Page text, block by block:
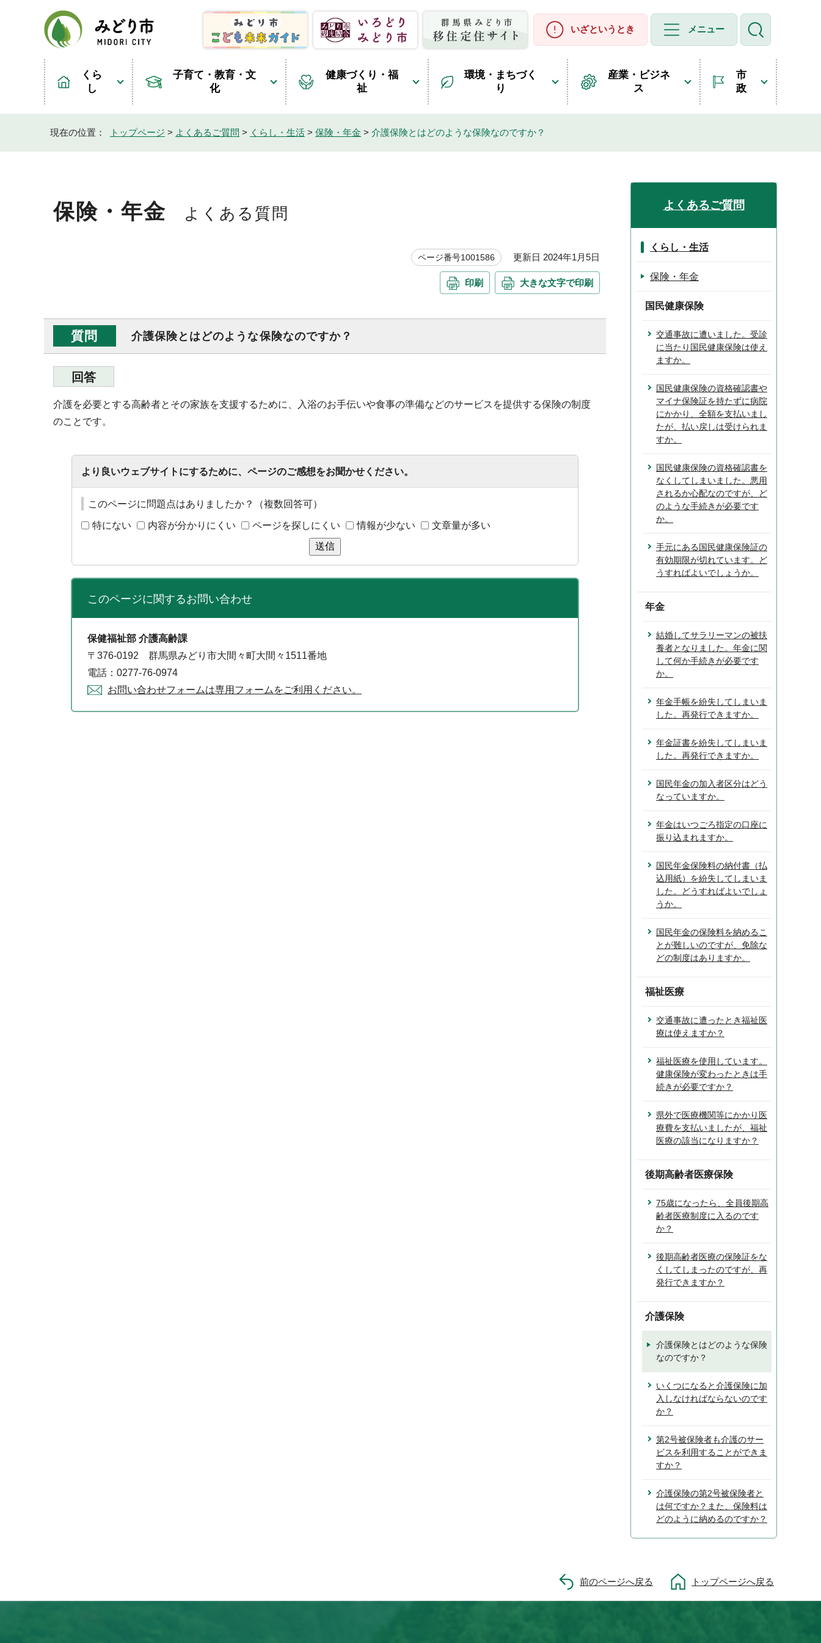
いざというとき メニュー
くら
し
子育て・教育・文
化
健康づくり・福
祉
環境・まちづく
り
産業・ビジネ
ス
市
政
現在の位置： トップページ > よくあるご質問 > くらし・生活 > 保険・年金 > 介護保険とはどのような保険なのですか？
保険・年金 よくある質問
ページ番号1001586 更新日 2024年1月5日
印刷 大きな文字で印刷
質問 介護保険とはどのような保険なのですか？
回答
介護を必要とする高齢者とその家族を支援するために、入浴のお手伝いや食事の準備などのサービスを提供する保険の制度
のことです。
より良いウェブサイトにするために、ページのご感想をお聞かせください。
このページに問題点はありましたか？（複数回答可）
特にない 内容が分かりにくい ページを探しにくい 情報が少ない
文章量が多い
送信
このページに関するお問い合わせ
保健福祉部 介護高齢課
〒376-0192 群馬県みどり市大間々町大間々1511番地
電話：0277-76-0974
お問い合わせフォームは専用フォームをご利用ください。
よくあるご質問
くらし・生活
保険・年金
国民健康保険
交通事故に遭いました。受診
に当たり国民健康保険は使え
ますか。
国民健康保険の資格確認書や
マイナ保険証を持たずに病院
にかかり、全額を支払いまし
たが、払い戻しは受けられま
すか。
国民健康保険の資格確認書を
なくしてしまいました。悪用
されるか心配なのですが、ど
のような手続きが必要です
か。
手元にある国民健康保険証の
有効期限が切れています。ど
うすればよいでしょうか。
年金
結婚してサラリーマンの被扶
養者となりました。年金に関
して何か手続きが必要です
か。
年金手帳を紛失してしまいま
した。再発行できますか。
年金証書を紛失してしまいま
した。再発行できますか。
国民年金の加入者区分はどう
なっていますか。
年金はいつごろ指定の口座に
振り込まれますか。
国民年金保険料の納付書（払
込用紙）を紛失してしまいま
した。どうすればよいでしょ
うか。
国民年金の保険料を納めるこ
とが難しいのですが、免除な
どの制度はありますか。
福祉医療
交通事故に遭ったとき福祉医
療は使えますか？
福祉医療を使用しています。
健康保険が変わったときは手
続きが必要ですか？
県外で医療機関等にかかり医
療費を支払いましたが、福祉
医療の該当になりますか？
後期高齢者医療保険
75歳になったら、全員後期高
齢者医療制度に入るのです
か？
後期高齢者医療の保険証をな
くしてしまったのですが、再
発行できますか？
介護保険
介護保険とはどのような保険
なのですか？
いくつになると介護保険に加
入しなければならないのです
か？
第2号被保険者も介護のサー
ビスを利用することができま
すか？
介護保険の第2号被保険者と
は何ですか？また、保険料は
どのように納めるのですか？
前のページへ戻る トップページへ戻る